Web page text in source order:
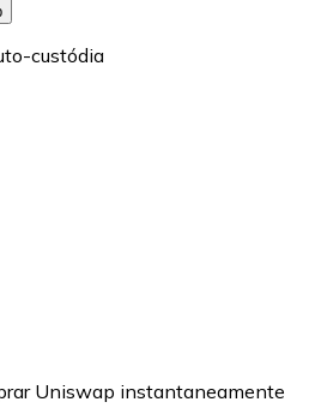
custódia
Uniswap instantaneamente